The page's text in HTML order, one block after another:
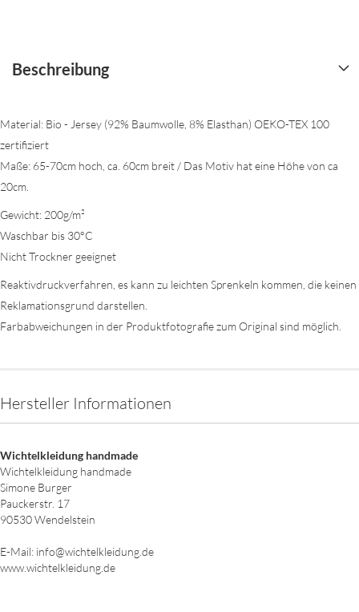
Beschreibung
Material: Bio - Jersey (92% Baumwolle, 8% Elasthan) OEKO-TEX 100
zertifiziert
Maße: 65-70cm hoch, ca. 60cm breit / Das Motiv hat eine Höhe von ca
20cm.
Gewicht: 200g/m²
Waschbar bis 30°C
Nicht Trockner geeignet
Reaktivdruckverfahren, es kann zu leichten Sprenkeln kommen, die keinen
Reklamationsgrund darstellen.
Farbabweichungen in der Produktfotografie zum Original sind möglich.
Hersteller Informationen
Wichtelkleidung handmade
Wichtelkleidung handmade
Simone Burger
Pauckerstr. 17
90530 Wendelstein
E-Mail: info@wichtelkleidung.de
www.wichtelkleidung.de